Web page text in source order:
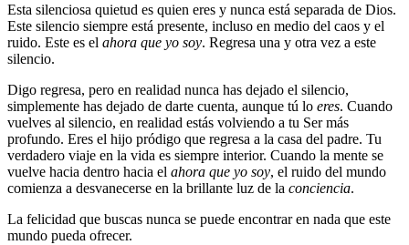
Esta silenciosa quietud es quien eres y nunca está separada de Dios.
Este silencio siempre está presente, incluso en medio del caos y el
ruido. Este es el ahora que yo soy. Regresa una y otra vez a este
silencio.
Digo regresa, pero en realidad nunca has dejado el silencio,
simplemente has dejado de darte cuenta, aunque tú lo eres. Cuando
vuelves al silencio, en realidad estás volviendo a tu Ser más
profundo. Eres el hijo pródigo que regresa a la casa del padre. Tu
verdadero viaje en la vida es siempre interior. Cuando la mente se
vuelve hacia dentro hacia el ahora que yo soy, el ruido del mundo
comienza a desvanecerse en la brillante luz de la conciencia.
La felicidad que buscas nunca se puede encontrar en nada que este
mundo pueda ofrecer.